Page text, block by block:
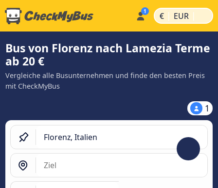
€ | EUR |
Bus von Florenz nach Lamezia Terme
ab 20 €
Vergleiche alle Busunternehmen und finde den besten Preis
mit CheckMyBus
1